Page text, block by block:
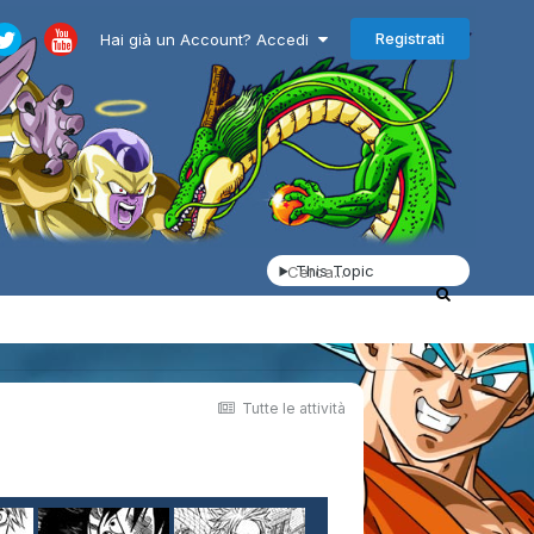
Hai già un Account? Accedi Registrati
This Topic
Tutte le attività